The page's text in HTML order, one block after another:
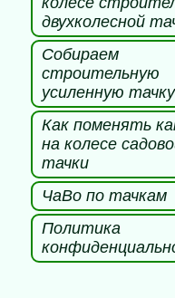
двухколесной
Собираем
строительную
усиленную тачку
Как поменять
на колесе
тачки
ЧаВо по тачкам
Политика